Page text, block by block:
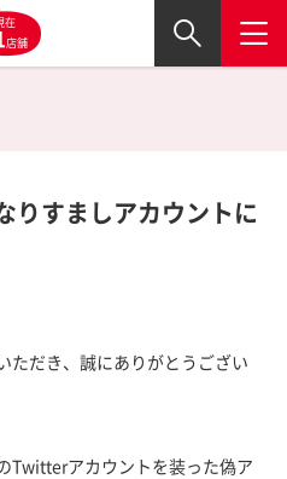
在
店舗
りすましアカウントに
ただき、誠にありがとうござい
Twitterアカウントを装った偽ア